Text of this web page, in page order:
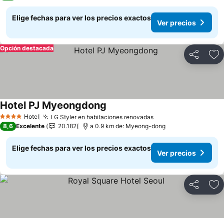
Elige fechas para ver los precios exactos
Ver precios
Compartir
Opción destacada
4 EstrellasHotel LG Styler en habitaciones renovadas
Hotel PJ Myeongdong
8,6 Excelente 20.182 a 0.9 km de: Myeong-dong
Elige fechas para ver los precios exactos
Ver precios
Compartir